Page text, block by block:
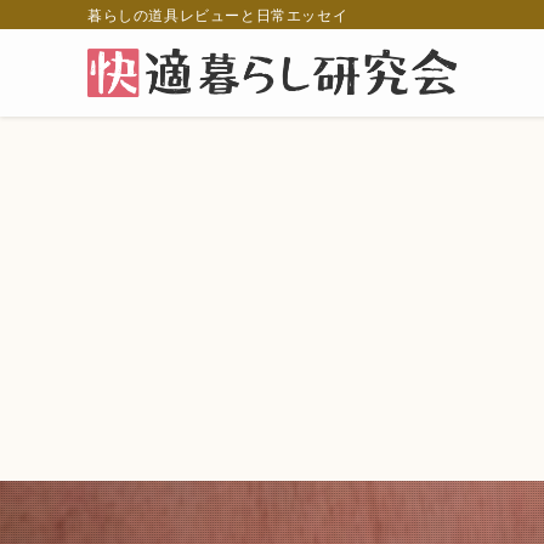
暮らしの道具レビューと日常エッセイ